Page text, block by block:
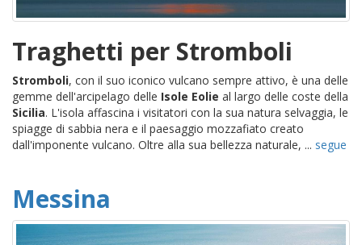
Traghetti per Stromboli
Stromboli, con il suo iconico vulcano sempre attivo, è una delle
gemme dell'arcipelago delle Isole Eolie al largo delle coste della
Sicilia. L'isola affascina i visitatori con la sua natura selvaggia, le
spiagge di sabbia nera e il paesaggio mozzafiato creato
dall'imponente vulcano. Oltre alla sua bellezza naturale, ... segue
Messina